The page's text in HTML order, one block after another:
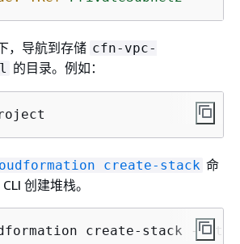
，导航到存储 cfn-vpc-
的目录。例如：
create-stack 命
创建堆栈。
create-stack --